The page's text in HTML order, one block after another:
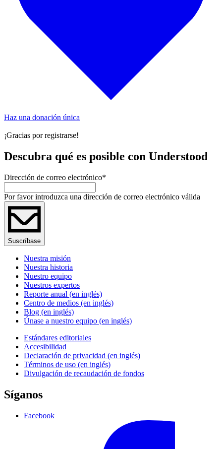
Haz una donación única
¡Gracias por registrarse!
Descubra qué es posible con Understood
Dirección de correo electrónico*
Por favor introduzca una dirección de correo electrónico válida
Suscríbase
Nuestra misión
Nuestra historia
Nuestro equipo
Nuestros expertos
Reporte anual (en inglés)
Centro de medios (en inglés)
Blog (en inglés)
Únase a nuestro equipo (en inglés)
Estándares editoriales
Accesibilidad
Declaración de privacidad (en inglés)
Términos de uso (en inglés)
Divulgación de recaudación de fondos
Síganos
Facebook